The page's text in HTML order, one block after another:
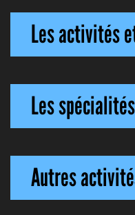
Les activités
Les
Autres